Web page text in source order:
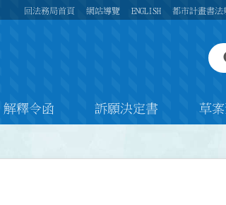
回法務局首頁 網站導覽 ENGLISH 都市計畫書法
解釋令函 訴願決定書 草